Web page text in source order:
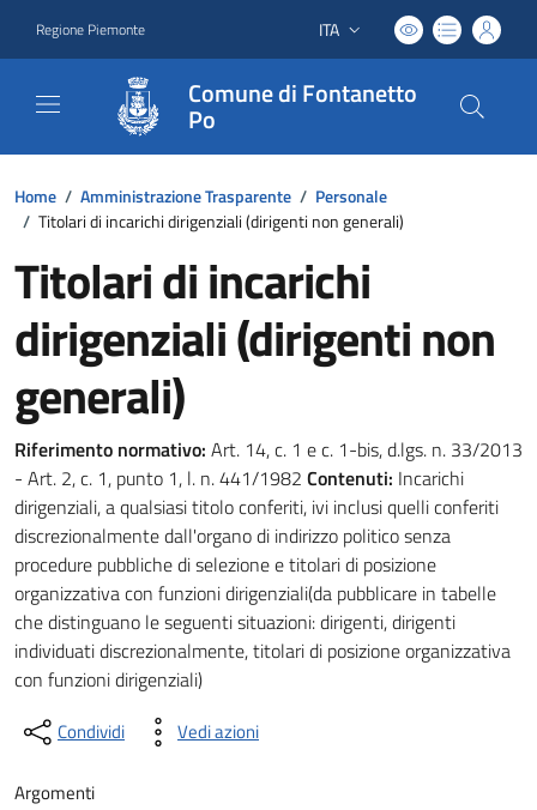
Regione Piemonte Lingua attiva:
ITA
Comune di Fontanetto
Po
Home / Amministrazione Trasparente / Personale
/ Titolari di incarichi dirigenziali (dirigenti non generali)
Titolari di incarichi
dirigenziali (dirigenti non
generali)
Riferimento normativo: Art. 14, c. 1 e c. 1-bis, d.lgs. n. 33/2013
- Art. 2, c. 1, punto 1, l. n. 441/1982 Contenuti: Incarichi
dirigenziali, a qualsiasi titolo conferiti, ivi inclusi quelli conferiti
discrezionalmente dall'organo di indirizzo politico senza
procedure pubbliche di selezione e titolari di posizione
organizzativa con funzioni dirigenziali(da pubblicare in tabelle
che distinguano le seguenti situazioni: dirigenti, dirigenti
individuati discrezionalmente, titolari di posizione organizzativa
con funzioni dirigenziali)
Condividi Vedi azioni
Argomenti